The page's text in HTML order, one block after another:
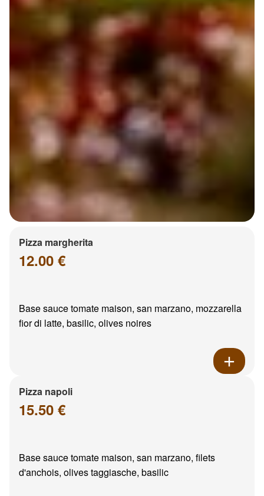
Pizza margherita
12.00 €
Base sauce tomate maison, san marzano, mozzarella
fior di latte, basilic, olives noires
Pizza napoli
15.50 €
Base sauce tomate maison, san marzano, filets
d'anchois, olives taggiasche, basilic